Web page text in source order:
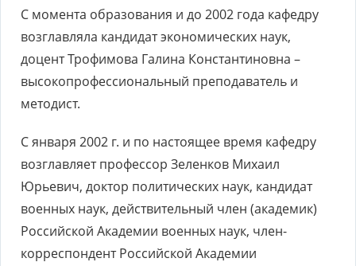
С момента образования и до 2002 года кафедру
возглавляла кандидат экономических наук,
доцент Трофимова Галина Константиновна –
высокопрофессиональный преподаватель и
методист.
С января 2002 г. и по настоящее время кафедру
возглавляет профессор Зеленков Михаил
Юрьевич, доктор политических наук, кандидат
военных наук, действительный член (академик)
Российской Академии военных наук, член-
корреспондент Российской Академии